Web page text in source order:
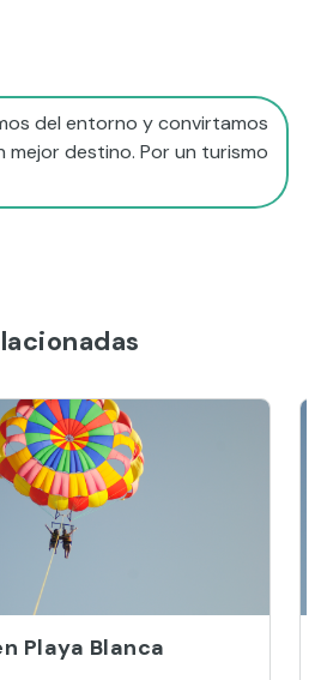
del entorno y convirtamos
mejor destino. Por un turismo
Playa Blanca